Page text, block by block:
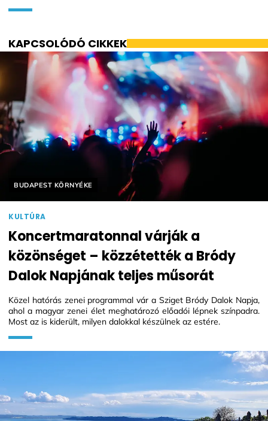
KAPCSOLÓDÓ CIKKEK
Helyszín címkék:
BUDAPEST KÖRNYÉKE
KULTÚRA
Koncertmaratonnal várják a
közönséget – közzétették a Bródy
Dalok Napjának teljes műsorát
Közel hatórás zenei programmal vár a Sziget Bródy Dalok Napja,
ahol a magyar zenei élet meghatározó előadói lépnek színpadra.
Most az is kiderült, milyen dalokkal készülnek az estére.